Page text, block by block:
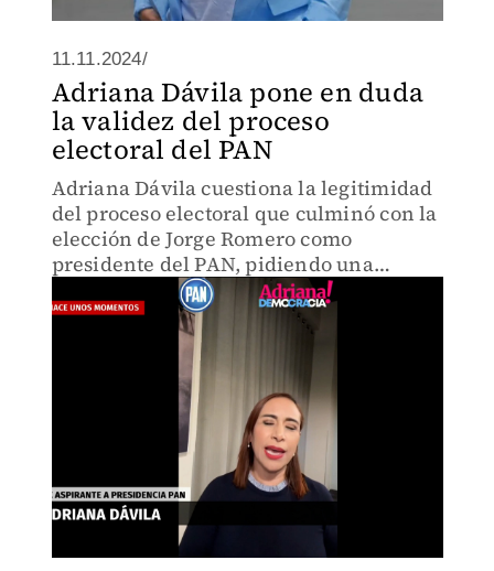
11.11.2024/
Adriana Dávila pone en duda
la validez del proceso
electoral del PAN
Adriana Dávila cuestiona la legitimidad
del proceso electoral que culminó con la
elección de Jorge Romero como
presidente del PAN, pidiendo una
revisión más profunda.